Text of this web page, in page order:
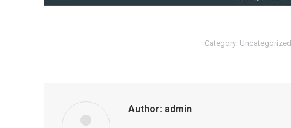
Category: Uncategorized
Author: admin